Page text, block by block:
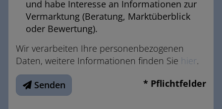
und habe Interesse an Informationen zur
Vermarktung (Beratung, Marktüberblick
oder Bewertung).
Wir verarbeiten Ihre personenbezogenen
Daten, weitere Informationen finden Sie hier.
Senden * Pflichtfelder